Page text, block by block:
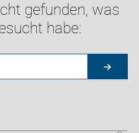
gefunden, was
habe: